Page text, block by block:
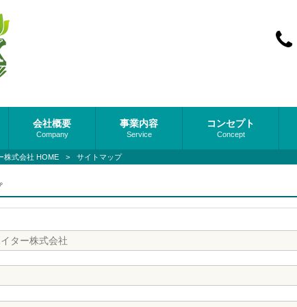
会社概要
Company
事業内容
Service
コンセプト
Concept
株式会社 HOME > サイトマップ
ター株式会社